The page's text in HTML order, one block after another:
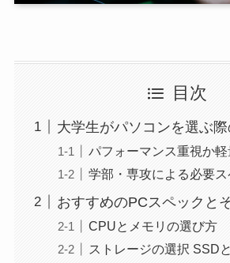
目次
大学生がパソコンを選ぶ際
パフォーマンス重視か
学部・専攻による必要
おすすめのPCスペックと
CPUとメモリの選び方
ストレージの選択 SSD